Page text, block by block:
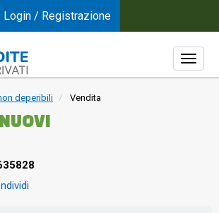
deperibili Vendita
Login / Registrazione